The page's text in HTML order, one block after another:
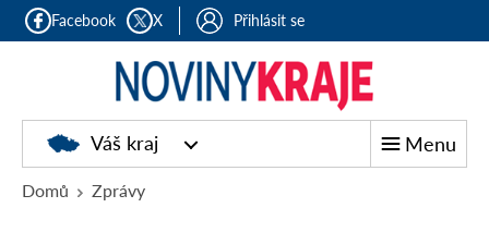
Facebook X Přihlásit se
Noviny
kraje
Váš kraj Menu
Domů Zprávy